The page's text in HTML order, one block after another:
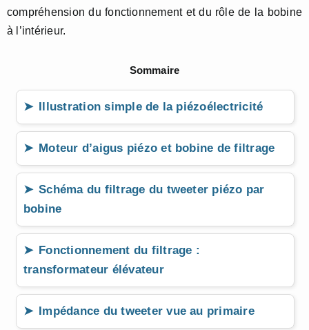
compréhension du fonctionnement et du rôle de la bobine
à l’intérieur.
Sommaire
Illustration simple de la piézoélectricité
Moteur d’aigus piézo et bobine de filtrage
Schéma du filtrage du tweeter piézo par
bobine
Fonctionnement du filtrage :
transformateur élévateur
Impédance du tweeter vue au primaire